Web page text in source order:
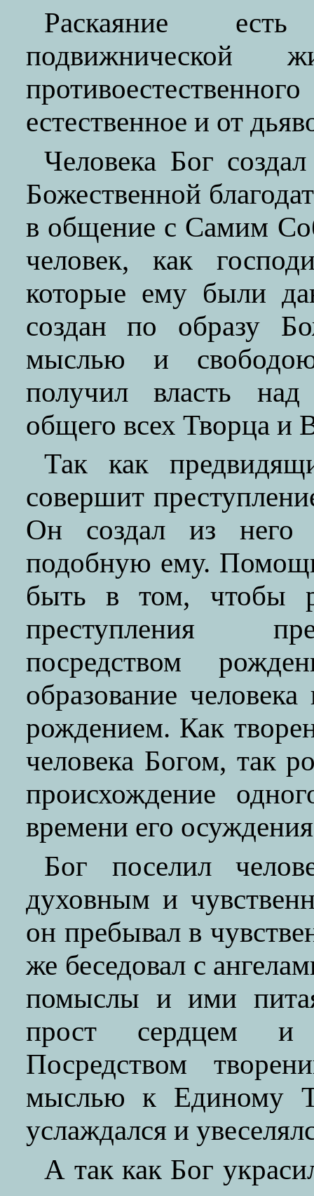
Раскаяние
естественное и от
Человека Бог
Божественной
в общение с Самим
человек, как
которые ему были
создан по образу
мыслью и
получил власть
общего всех Творца и
Так как
совершит
Он создал из
подобную ему.
быть в том, чтобы
преступления
посредством
образование
рождением. Как
человека Богом, так
происхождение
времени его
Бог поселил
духовным и
он пребывал в
же беседовал с
помыслы и ими
прост сердцем
Посредством
мыслью к Единому
услаждался и
А так как Бог